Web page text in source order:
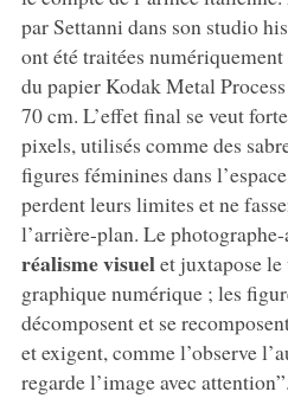
par Settanni dans son studio
ont été traitées
du papier Kodak Metal
70 cm. L’effet final se veut
pixels, utilisés comme des
figures féminines dans
perdent leurs limites et ne
l’arrière-plan. Le
réalisme visuelet juxtapose
graphique numérique ; les
décomposent et se
et exigent, comme l’observe
regarde l’image avec attention”.